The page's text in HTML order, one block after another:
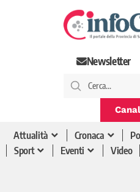
Newsletter
Attualità Cronaca
Sport
Eventi Video